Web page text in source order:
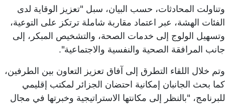
وتناولت المحادثات، حسب البيان، سبل "تعزيز الوقاية لدى
الفئات الهشة، عبر اعتماد مقاربة شاملة ترتكز على التوعية،
وتسهيل الولوج إلى خدمات الصحة، والتشخيص المبكر، إلى
جانب المرافقة الصحية والنفسية والاجتماعية".
وتم خلال اللقاء التطرق إلى آفاق تعزيز التعاون بين الطرفين،
كما بحث الجانبان إمكانية احتضان الجزائر لمكتب إقليمي
للبرنامج، "بالنظر إلى مكانتها الاستراتيجية وخبرتها في مجال